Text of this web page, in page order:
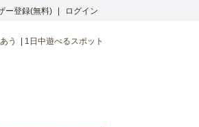
ー登録(無料) ログイン
う 1日中遊べるスポット